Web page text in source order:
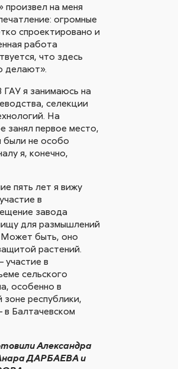
произвел на меня
огромные
спроектировано и
работа
что здесь
делают».
ГАУ я занимаюсь на
селекции
На
занял первое место,
были не особо
я, конечно,
пять лет я вижу
в
завода
для размышлений
быть, оно
растений.
участие в
сельского
особенно в
зоне республики,
в Балтачевском
Александра
ДАРБАЕВА и